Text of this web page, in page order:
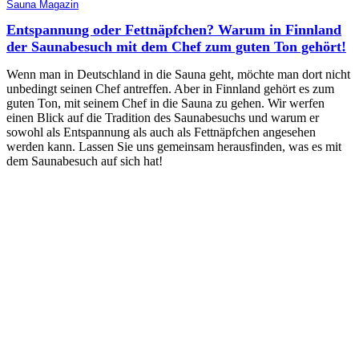
Sauna Magazin
Entspannung oder Fettnäpfchen? Warum in Finnland
der Saunabesuch mit dem Chef zum guten Ton gehört!
Wenn man in Deutschland in die Sauna geht, möchte man dort nicht
unbedingt seinen Chef antreffen. Aber in Finnland gehört es zum
guten Ton, mit seinem Chef in die Sauna zu gehen. Wir werfen
einen Blick auf die Tradition des Saunabesuchs und warum er
sowohl als Entspannung als auch als Fettnäpfchen angesehen
werden kann. Lassen Sie uns gemeinsam herausfinden, was es mit
dem Saunabesuch auf sich hat!